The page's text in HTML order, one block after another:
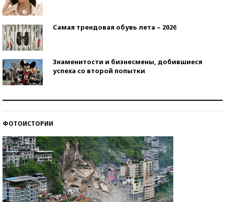
Самая трендовая обувь лета – 2026
Знаменитости и бизнесмены, добившиеся
успеха со второй попытки
ФОТОИСТОРИИ